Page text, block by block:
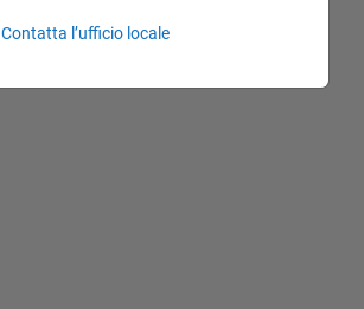
Contatta l’ufficio locale